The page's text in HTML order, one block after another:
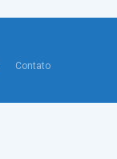
Contato